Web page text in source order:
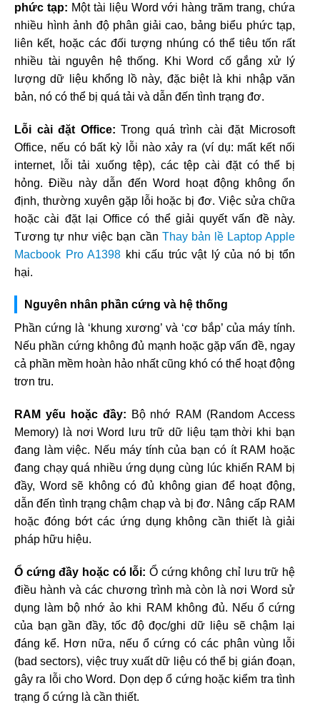
phức tạp: Một tài liệu Word với hàng trăm trang, chứa
nhiều hình ảnh độ phân giải cao, bảng biểu phức tạp,
liên kết, hoặc các đối tượng nhúng có thể tiêu tốn rất
nhiều tài nguyên hệ thống. Khi Word cố gắng xử lý
lượng dữ liệu khổng lồ này, đặc biệt là khi nhập văn
bản, nó có thể bị quá tải và dẫn đến tình trạng đơ.
Lỗi cài đặt Office: Trong quá trình cài đặt Microsoft
Office, nếu có bất kỳ lỗi nào xảy ra (ví dụ: mất kết nối
internet, lỗi tải xuống tệp), các tệp cài đặt có thể bị
hỏng. Điều này dẫn đến Word hoạt động không ổn
định, thường xuyên gặp lỗi hoặc bị đơ. Việc sửa chữa
hoặc cài đặt lại Office có thể giải quyết vấn đề này.
Tương tự như việc bạn cần Thay bản lề Laptop Apple
Macbook Pro A1398 khi cấu trúc vật lý của nó bị tổn
hại.
Nguyên nhân phần cứng và hệ thống
Phần cứng là ‘khung xương’ và ‘cơ bắp’ của máy tính.
Nếu phần cứng không đủ mạnh hoặc gặp vấn đề, ngay
cả phần mềm hoàn hảo nhất cũng khó có thể hoạt động
trơn tru.
RAM yếu hoặc đầy: Bộ nhớ RAM (Random Access
Memory) là nơi Word lưu trữ dữ liệu tạm thời khi bạn
đang làm việc. Nếu máy tính của bạn có ít RAM hoặc
đang chạy quá nhiều ứng dụng cùng lúc khiến RAM bị
đầy, Word sẽ không có đủ không gian để hoạt động,
dẫn đến tình trạng chậm chạp và bị đơ. Nâng cấp RAM
hoặc đóng bớt các ứng dụng không cần thiết là giải
pháp hữu hiệu.
Ổ cứng đầy hoặc có lỗi: Ổ cứng không chỉ lưu trữ hệ
điều hành và các chương trình mà còn là nơi Word sử
dụng làm bộ nhớ ảo khi RAM không đủ. Nếu ổ cứng
của bạn gần đầy, tốc độ đọc/ghi dữ liệu sẽ chậm lại
đáng kể. Hơn nữa, nếu ổ cứng có các phân vùng lỗi
(bad sectors), việc truy xuất dữ liệu có thể bị gián đoạn,
gây ra lỗi cho Word. Dọn dẹp ổ cứng hoặc kiểm tra tình
trạng ổ cứng là cần thiết.